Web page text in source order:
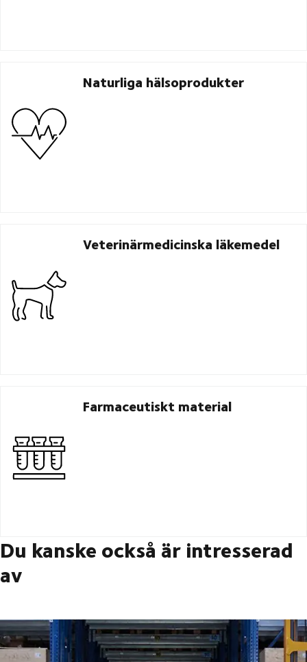
Naturliga hälsoprodukter
Veterinärmedicinska läkemedel
Farmaceutiskt material
Du kanske också är intresserad
av